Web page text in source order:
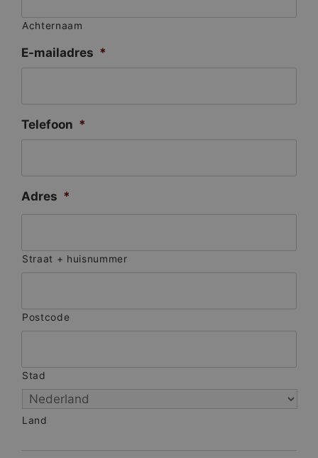
Achternaam
E-mailadres *
Telefoon *
Adres *
Straat + huisnummer
Postcode
Stad
Land